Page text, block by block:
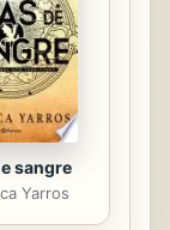
y tiene su
de dicha
sangre
Yarros